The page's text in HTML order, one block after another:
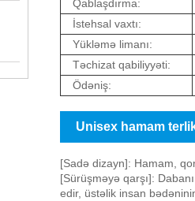
Qablaşdırma:
İstehsal vaxtı:
Yükləmə limanı:
Təchizat qabiliyyəti:
Ödəniş:
Unisex hamam
[Sadə dizayn]: Hamam,
[Sürüşməyə qarşı]:
edir, üstəlik insan